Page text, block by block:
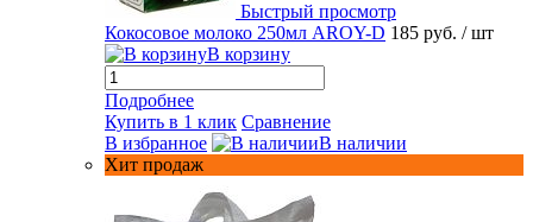
Быстрый просмотр
Кокосовое молоко 250мл AROY-D 185 руб. / шт
В корзину
Подробнее
Купить в 1 клик Сравнение
В избранное
В наличии
Хит продаж